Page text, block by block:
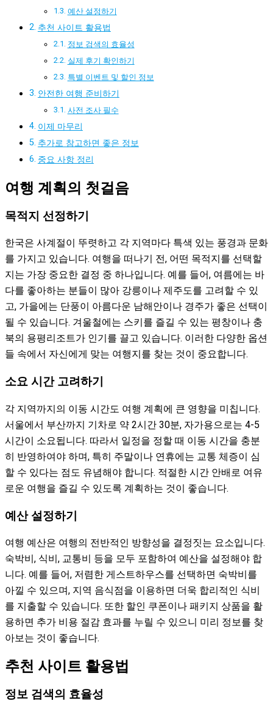
예산 설정하기
추천 사이트 활용법
정보 검색의 효율성
실제 후기 확인하기
특별 이벤트 및 할인 정보
안전한 여행 준비하기
사전 조사 필수
이제 마무리
추가로 참고하면 좋은 정보
중요 사항 정리
여행 계획의 첫걸음
목적지 선정하기
한국은 사계절이 뚜렷하고 각 지역마다 특색 있는 풍경과 문화
를 가지고 있습니다. 여행을 떠나기 전, 어떤 목적지를 선택할
지는 가장 중요한 결정 중 하나입니다. 예를 들어, 여름에는 바
다를 좋아하는 분들이 많아 강릉이나 제주도를 고려할 수 있
고, 가을에는 단풍이 아름다운 남해안이나 경주가 좋은 선택이
될 수 있습니다. 겨울철에는 스키를 즐길 수 있는 평창이나 충
북의 용평리조트가 인기를 끌고 있습니다. 이러한 다양한 옵션
들 속에서 자신에게 맞는 여행지를 찾는 것이 중요합니다.
소요 시간 고려하기
각 지역까지의 이동 시간도 여행 계획에 큰 영향을 미칩니다.
서울에서 부산까지 기차로 약 2시간 30분, 자가용으로는 4-5
시간이 소요됩니다. 따라서 일정을 정할 때 이동 시간을 충분
히 반영하여야 하며, 특히 주말이나 연휴에는 교통 체증이 심
할 수 있다는 점도 유념해야 합니다. 적절한 시간 안배로 여유
로운 여행을 즐길 수 있도록 계획하는 것이 좋습니다.
예산 설정하기
여행 예산은 여행의 전반적인 방향성을 결정짓는 요소입니다.
숙박비, 식비, 교통비 등을 모두 포함하여 예산을 설정해야 합
니다. 예를 들어, 저렴한 게스트하우스를 선택하면 숙박비를
아낄 수 있으며, 지역 음식점을 이용하면 더욱 합리적인 식비
를 지출할 수 있습니다. 또한 할인 쿠폰이나 패키지 상품을 활
용하면 추가 비용 절감 효과를 누릴 수 있으니 미리 정보를 찾
아보는 것이 좋습니다.
추천 사이트 활용법
정보 검색의 효율성